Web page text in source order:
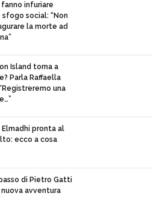
infuriare
sfogo social: “Non
la morte ad
Island torna a
Parla Raffaella
una
Elmadhi pronta al
ecco a cosa
di Pietro Gatti
nuova avventura